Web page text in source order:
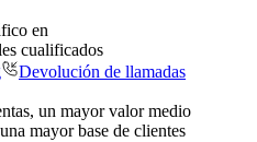
en
cualificados
Devolución de llamadas
un mayor valor medio
mayor base de clientes